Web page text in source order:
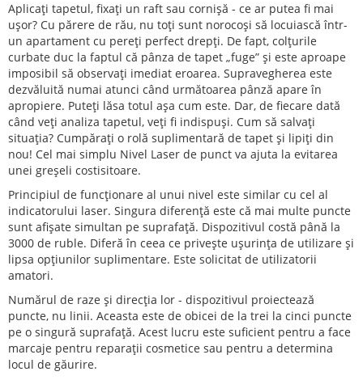
Aplicați tapetul, fixați un raft sau cornișă - ce ar putea fi mai
ușor? Cu părere de rău, nu toți sunt norocoși să locuiască într-
un apartament cu pereți perfect drepți. De fapt, colțurile
curbate duc la faptul că pânza de tapet „fuge” și este aproape
imposibil să observați imediat eroarea. Supravegherea este
dezvăluită numai atunci când următoarea pânză apare în
apropiere. Puteți lăsa totul așa cum este. Dar, de fiecare dată
când veți analiza tapetul, veți fi indispuși. Cum să salvați
situația? Cumpărați o rolă suplimentară de tapet și lipiți din
nou! Cel mai simplu Nivel Laser de punct va ajuta la evitarea
unei greșeli costisitoare.
Principiul de funcționare al unui nivel este similar cu cel al
indicatorului laser. Singura diferență este că mai multe puncte
sunt afișate simultan pe suprafață. Dispozitivul costă până la
3000 de ruble. Diferă în ceea ce privește ușurința de utilizare și
lipsa opțiunilor suplimentare. Este solicitat de utilizatorii
amatori.
Numărul de raze și direcția lor - dispozitivul proiectează
puncte, nu linii. Aceasta este de obicei de la trei la cinci puncte
pe o singură suprafață. Acest lucru este suficient pentru a face
marcaje pentru reparații cosmetice sau pentru a determina
locul de găurire.